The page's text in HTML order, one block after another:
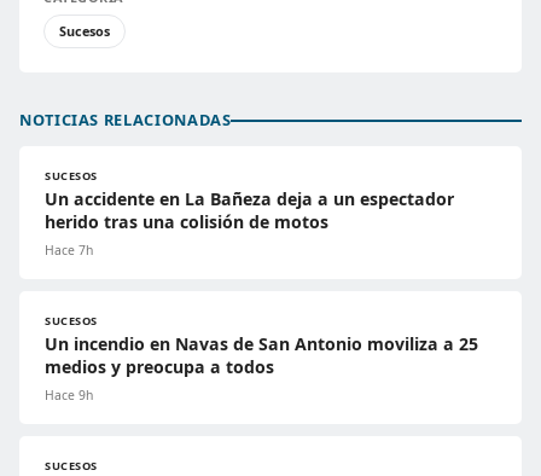
Sucesos
NOTICIAS RELACIONADAS
SUCESOS
Un accidente en La Bañeza deja a un espectador
herido tras una colisión de motos
Hace 7h
SUCESOS
Un incendio en Navas de San Antonio moviliza a 25
medios y preocupa a todos
Hace 9h
SUCESOS